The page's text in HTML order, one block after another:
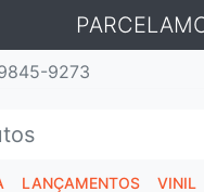
9273
LANÇAMENTOS VINIL